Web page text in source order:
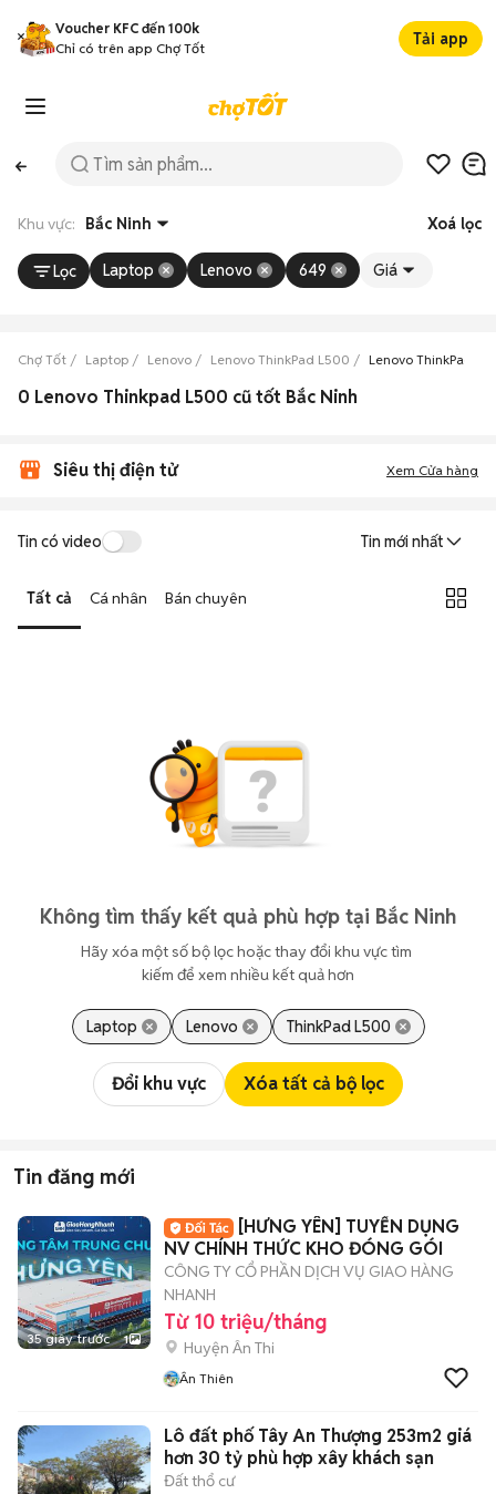
Voucher KFC đến 100k
Chỉ có trên app Chợ Tốt
Tải app
Khu vực: Bắc Ninh Xoá lọc
Lọc Laptop Lenovo 649 Giá
Chợ Tốt Laptop Lenovo Lenovo ThinkPad L500 Lenovo ThinkPad
0 Lenovo Thinkpad L500 cũ tốt Bắc Ninh
Siêu thị điện tử Xem Cửa hàng
Tin có video Tin mới nhất
Tất cả Cá nhân Bán chuyên
Không tìm thấy kết quả phù hợp tại Bắc Ninh
Hãy xóa một số bộ lọc hoặc thay đổi khu vực tìm
kiếm để xem nhiều kết quả hơn
Laptop Lenovo ThinkPad L500
Đổi khu vực Xóa tất cả bộ lọc
Tin đăng mới
35 giây trước 1
[HƯNG YÊN] TUYỂN DỤNG
NV CHÍNH THỨC KHO ĐÓNG GÓI
CÔNG TY CỔ PHẦN DỊCH VỤ GIAO HÀNG
NHANH
Từ 10 triệu/tháng
Huyện Ân Thi
Ân Thiên
Lô đất phố Tây An Thượng 253m2 giá
hơn 30 tỷ phù hợp xây khách sạn
Đất thổ cư